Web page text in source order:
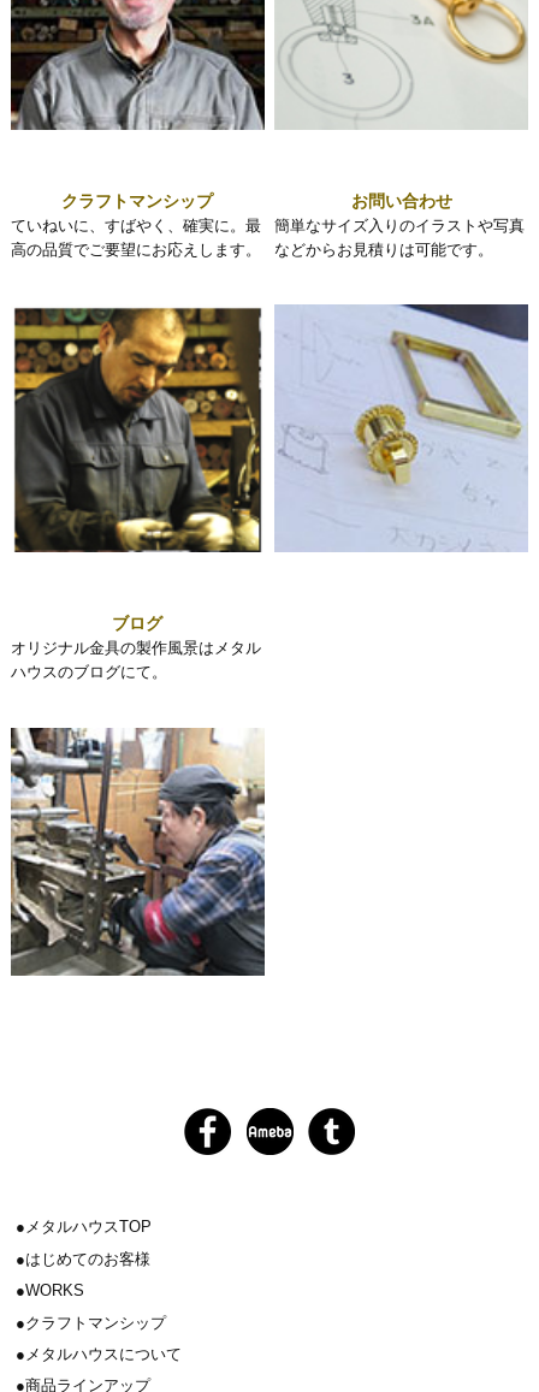
クラフトマンシップ
ていねいに、すばやく、確実に。最
高の品質でご要望にお応えします。
お問い合わせ
簡単なサイズ入りのイラストや写真
などからお見積りは可能です。
ブログ
オリジナル金具の製作風景はメタル
ハウスのブログにて。
メタルハウスTOP
はじめてのお客様
WORKS
クラフトマンシップ
メタルハウスについて
商品ラインアップ